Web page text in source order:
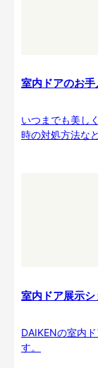
室内ドアのお手
いつまでも美し
時の対処方法な
室内ドア展示
DAIKENの室内
す。